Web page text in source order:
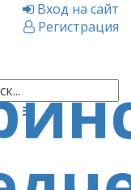
Вход на сайт
Регистрация